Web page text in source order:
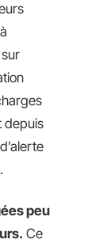
depuis
peu
Ce